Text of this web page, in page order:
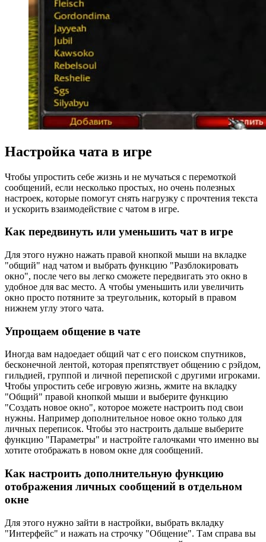
Настройка чата в игре
Чтобы упростить себе жизнь и не мучаться с перемоткой
сообщений, если несколько простых, но очень полезных
настроек, которые помогут снять нагрузку с прочтения текста
и ускорить взаимодействие с чатом в игре.
Как передвинуть или уменьшить чат в игре
Для этого нужно нажать правой кнопкой мыши на вкладке
"общий" над чатом и выбрать функцию "Разблокировать
окно", после чего вы легко сможете передвигать это окно в
удобное для вас место. А чтобы уменьшить или увеличить
окно просто потяните за треугольник, который в правом
нижнем углу этого чата.
Упрощаем общение в чате
Иногда вам надоедает общий чат с его поиском спутников,
бесконечной лентой, которая препятствует общению с рэйдом,
гильдией, группой и личной перепиской с другими игроками.
Чтобы упростить себе игровую жизнь, жмите на вкладку
"Общий" правой кнопкой мыши и выберите функцию
"Создать новое окно", которое можете настроить под свои
нужны. Например дополнительное новое окно только для
личных переписок. Чтобы это настроить дальше выберите
функцию "Параметры" и настройте галочками что именно вы
хотите отображать в новом окне для сообщений.
Как настроить дополнительную функцию
отображения личных сообщений в отдельном
окне
Для этого нужно зайти в настройки, выбрать вкладку
"Интерфейс" и нажать на строчку "Общение". Там справа вы